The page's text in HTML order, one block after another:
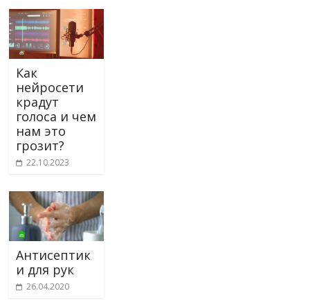
Как
нейросети
крадут
голоса и чем
нам это
грозит?
22.10.2023
Антисептик
и для рук
26.04.2020